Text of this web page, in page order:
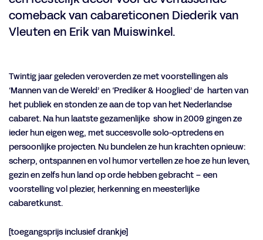
comeback van cabareticonen Diederik van
Vleuten en Erik van Muiswinkel.
Twintig jaar geleden veroverden ze met voorstellingen als
‘Mannen van de Wereld’ en ‘Prediker & Hooglied’ de harten van
het publiek en stonden ze aan de top van het Nederlandse
cabaret. Na hun laatste gezamenlijke show in 2009 gingen ze
ieder hun eigen weg, met succesvolle solo-optredens en
persoonlijke projecten. Nu bundelen ze hun krachten opnieuw:
scherp, ontspannen en vol humor vertellen ze hoe ze hun leven,
gezin en zelfs hun land op orde hebben gebracht – een
voorstelling vol plezier, herkenning en meesterlijke
cabaretkunst.
[toegangsprijs inclusief drankje]